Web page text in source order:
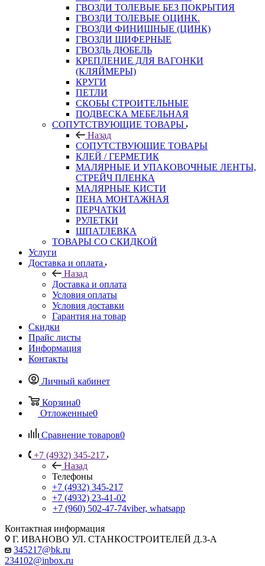
ГВОЗДИ ТОЛЕВЫЕ БЕЗ ПОКРЫТИЯ
ГВОЗДИ ТОЛЕВЫЕ ОЦИНК.
ГВОЗДИ ФИНИШНЫЕ (ЦИНК)
ГВОЗДИ ШИФЕРНЫЕ
ГВОЗДЬ ДЮБЕЛЬ
КРЕПЛЕНИЕ ДЛЯ ВАГОНКИ
(КЛЯЙМЕРЫ)
КРУГИ
ПЕТЛИ
СКОБЫ СТРОИТЕЛЬНЫЕ
ПОДВЕСКА МЕБЕЛЬНАЯ
СОПУТСТВУЮЩИЕ ТОВАРЫ
Назад
СОПУТСТВУЮЩИЕ ТОВАРЫ
КЛЕЙ / ГЕРМЕТИК
МАЛЯРНЫЕ И УПАКОВОЧНЫЕ ЛЕНТЫ,
СТРЕЙЧ ПЛЕНКА
МАЛЯРНЫЕ КИСТИ
ПЕНА МОНТАЖНАЯ
ПЕРЧАТКИ
РУЛЕТКИ
ШПАТЛЕВКА
ТОВАРЫ СО СКИДКОЙ
Услуги
Доставка и оплата
Назад
Доставка и оплата
Условия оплаты
Условия доставки
Гарантия на товар
Скидки
Прайс листы
Информация
Контакты
Личный кабинет
Корзина0
Отложенные0
Сравнение товаров0
+7 (4932) 345-217
Назад
Телефоны
+7 (4932) 345-217
+7 (4932) 23-41-02
+7 (960) 502-47-74viber, whatsapp
Контактная информация
Г. ИВАНОВО УЛ. СТАНКОСТРОИТЕЛЕЙ Д.3-А
345217@bk.ru
234102@inbox.ru